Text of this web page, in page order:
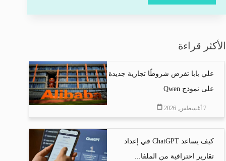
الأكثر قراءة
علي بابا تفرض شروطًا تجارية جديدة
على نموذج Qwen
7 أغسطس, 2026
كيف يساعد ChatGPT في إعداد
تقارير احترافية من الملفا...